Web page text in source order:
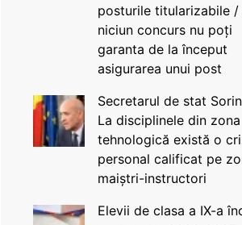
posturile titularizabile /
niciun concurs nu poți
garanta de la început
asigurarea unui post
Secretarul de stat
La disciplinele din zona
tehnologică există o
personal calificat pe
maiștri-instructori
Elevii de clasa a IX-a